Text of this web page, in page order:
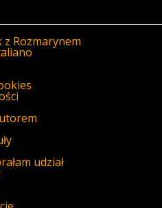
z Rozmarynem
udział